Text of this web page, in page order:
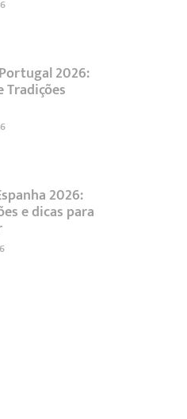
2026:
Tradições
2026:
e dicas para